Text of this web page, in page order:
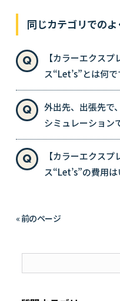
同じカテゴリでの
【カラーエクス
ス“Let’s”とは何で
外出先、出張先で
シミュレーション
【カラーエクス
ス“Let’s”の費用
« 前のページ